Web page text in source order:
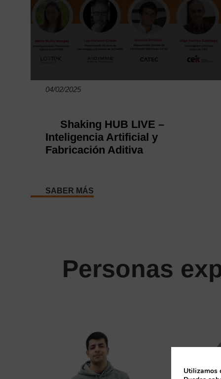
04/02/2025
Shaking HUB LIVE –
Inteligencia Artificial y
Fabricación Aditiva
SABER MÁS
Personas
Utilizamos